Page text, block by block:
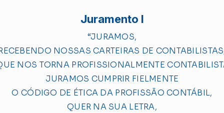
Juramento I
“JURAMOS,
NOSSAS CARTEIRAS DE
NOS TORNA PROFISSIONALMENTE
JURAMOS CUMPRIR FIELMENTE
O CÓDIGO DE ÉTICA DA PROFISSÃO CONTÁBIL,
QUER NA SUA LETRA,